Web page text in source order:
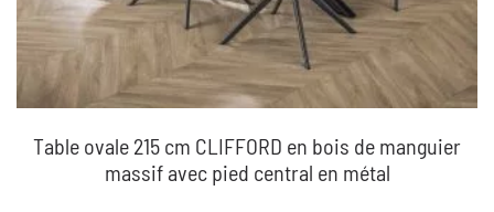
Table ovale 215 cm CLIFFORD en bois de manguier
massif avec pied central en métal